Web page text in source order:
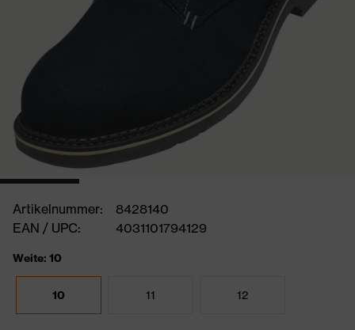
Artikelnummer:
8428140
EAN / UPC:
4031101794129
Weite: 10
10 11 12